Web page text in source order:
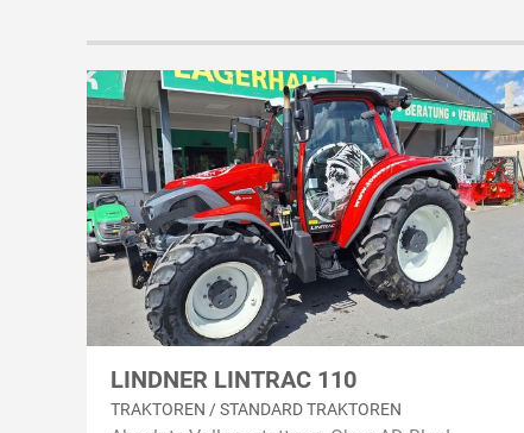
LINDNER LINTRAC 110
TRAKTOREN / STANDARD TRAKTOREN